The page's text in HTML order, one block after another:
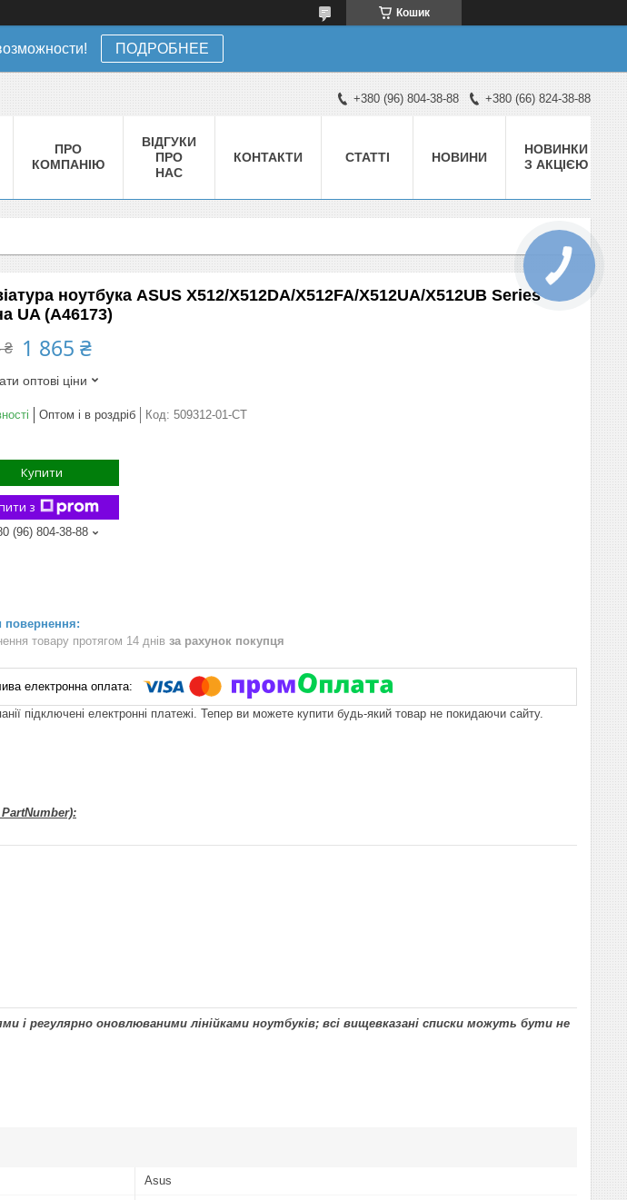
Кошик
ПОДРОБНЕЕ
+380 (96) 804-38-88 +380 (66) 824-38-88
ПРО
КОМПАНІЮ
ВІДГУКИ
ПРО
НАС
КОНТАКТИ СТАТТІ НОВИНИ
НОВИНКИ
З АКЦІЄЮ
ноутбука ASUS X512/X512DA/X512FA/X512UA/X512UB Series
UA (A46173)
₴ 1 865 ₴
оптові ціни
Оптом і в роздріб Код: 509312-01-СТ
Купити
з
(96) 804-38-88
товару протягом 14 днів за рахунок покупця
підключені електронні платежі. Тепер ви можете купити будь-який товар не покидаючи сайту.
і регулярно оновлюваними лінійками ноутбуків; всі вищевказані списки можуть бути не
Asus